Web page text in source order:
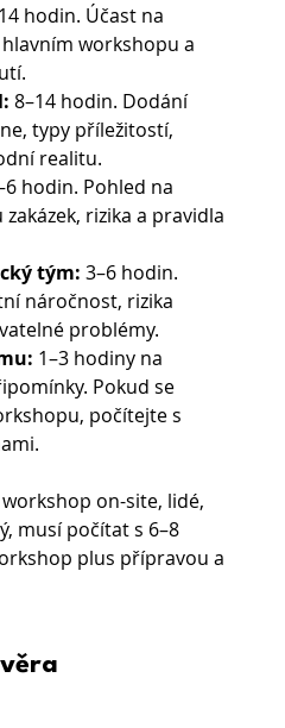
hodin. Účast na
workshopu a
8–14 hodin. Dodání
typy příležitostí,
realitu.
hodin. Pohled na
rizika a pravidla
tým: 3–6 hodin.
náročnost, rizika
problémy.
1–3 hodiny na
Pokud se
počítejte s
on-site, lidé,
musí počítat s 6–8
plus přípravou a